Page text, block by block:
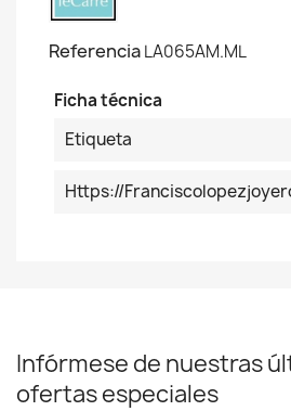
ReferenciaLA065AM.ML
Ficha técnica
Etiqueta
Https://
Infórmese de nuestras
ofertas especiales